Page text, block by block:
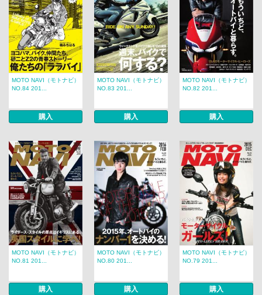
MOTO NAVI（モトナビ）
NO.84 201...
購入
MOTO NAVI（モトナビ）
NO.83 201...
購入
MOTO NAVI（モトナビ）
NO.82 201...
購入
MOTO NAVI（モトナビ）
NO.81 201...
購入
MOTO NAVI（モトナビ）
NO.80 201...
購入
MOTO NAVI（モトナビ）
NO.79 201...
購入